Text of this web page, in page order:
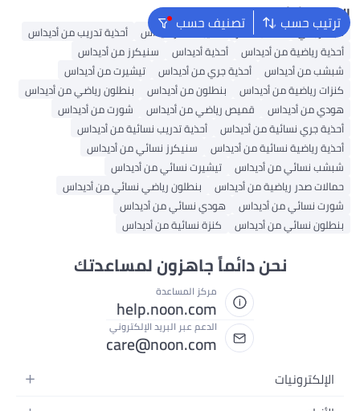
ترتيب حسب تصنيف حسب البحث الشائع
كبك رجالي حقائب ظهر حقيبة ظهر أديداس
أحذية تدريب من أديداس
أحذية رياضية من أديداس
أحذية أديداس
سنيكرز من أديداس
شبشب من أديداس
أحذية جري من أديداس
تيشيرت من أديداس
كنزات رياضية من أديداس
بنطلون من أديداس
بنطلون رياضي من أديداس
هودي من أديداس
قميص رياضي من أديداس
شورت من أديداس
أحذية جري نسائية من أديداس
أحذية تدريب نسائية من أديداس
أحذية رياضية نسائية من أديداس
سنيكرز نسائي من أديداس
شبشب نسائي من أديداس
تيشيرت نسائي من أديداس
حمالات صدر رياضية من أديداس
بنطلون رياضي نسائي من أديداس
شورت نسائي من أديداس
هودي نسائي من أديداس
بنطلون نسائي من أديداس
كنزة نسائية من أديداس
نحن دائماً جاهزون لمساعدتك
مركز المساعدة
help.noon.com
الدعم عبر البريد الإلكتروني
care@noon.com
الإلكترونيات